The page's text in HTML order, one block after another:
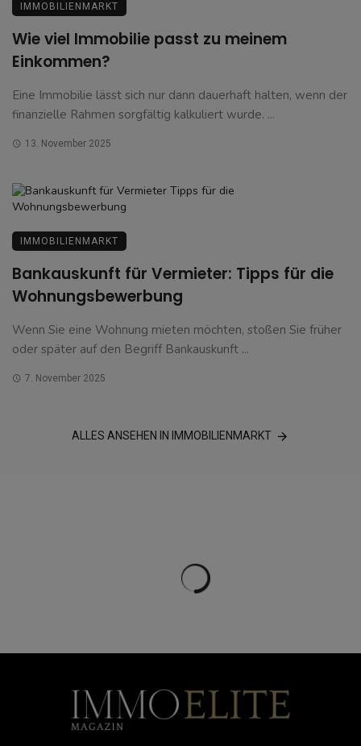
IMMOBILIENMARKT
Wie viel Immobilie passt zu meinem
Einkommen?
Eine Immobilie lässt sich nur dann dauerhaft halten, wenn der
finanzielle Rahmen sorgfältig kalkuliert wurde. ...
13. November 2025
IMMOBILIENMARKT
Bankauskunft für Vermieter: Tipps für die
Wohnungsbewerbung
Wenn Sie eine Wohnung mieten möchten, stoßen Sie früher
oder später auf den Begriff Bankauskunft ...
7. November 2025
ALLES ANSEHEN IN IMMOBILIENMARKT